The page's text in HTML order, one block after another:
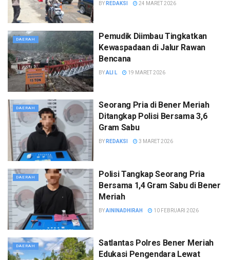
BY REDAKSI 24 MARET 2026
DAERAH
Pemudik Diimbau Tingkatkan
Kewaspadaan di Jalur Rawan
Bencana
BYALI L 19 MARET 2026
DAERAH
Seorang Pria di Bener Meriah
Ditangkap Polisi Bersama 3,6
Gram Sabu
BY REDAKSI 3 MARET 2026
DAERAH
Polisi Tangkap Seorang Pria
Bersama 1,4 Gram Sabu di Bener
Meriah
BYAININADHIRAH 10 FEBRUARI 2026
DAERAH
Satlantas Polres Bener Meriah
Edukasi Pengendara Lewat